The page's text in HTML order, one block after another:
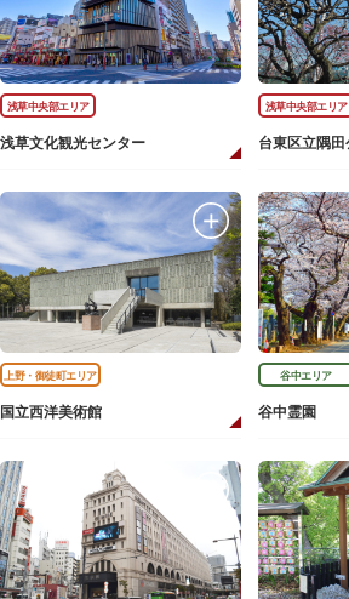
浅草中央部エリア
浅草文化観光センター
浅草中央部エリア
台東区立隅田
上野・御徒町エリア
国立西洋美術館
谷中エリア
谷中霊園